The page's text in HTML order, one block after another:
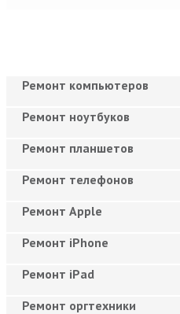
Ремонт компьютеров
Ремонт ноутбуков
Ремонт планшетов
Ремонт телефонов
Ремонт Apple
Ремонт iPhone
Ремонт iPad
Ремонт оргтехники